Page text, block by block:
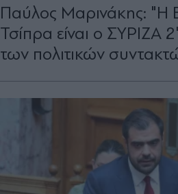
Παύλος Μαρινάκης: "Η
Τσίπρα είναι ο
των πολιτικών